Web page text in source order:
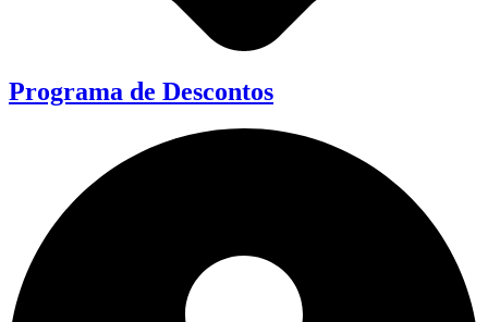
Programa de Descontos